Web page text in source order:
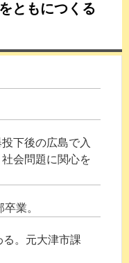
ともにつくる
後の広島で入
会問題に関心を
業。
元大津市課